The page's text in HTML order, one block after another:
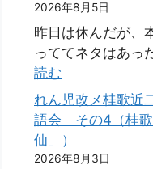
2026年8月5日
昨日は休んだが、
っててネタはあっ
読む
れん児改メ桂歌近
語会 その4（桂歌
仙」）
2026年8月3日